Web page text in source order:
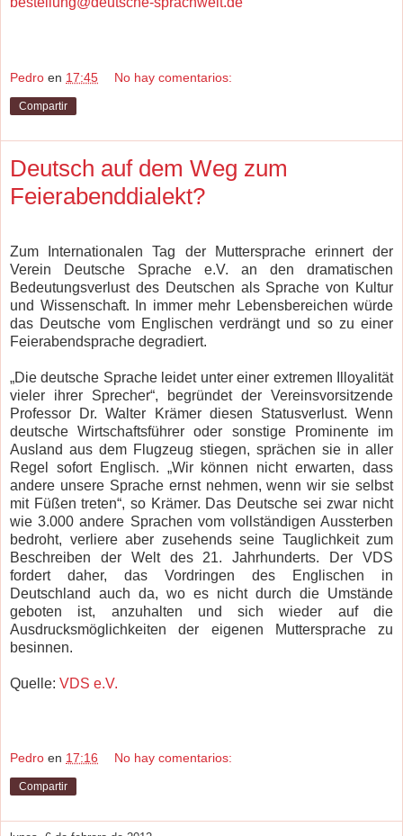
Pedro en 17:45 No hay comentarios:
Compartir
Deutsch auf dem Weg zum
Feierabenddialekt?
Zum Internationalen Tag der Muttersprache erinnert der
Verein Deutsche Sprache e.V. an den dramatischen
Bedeutungsverlust des Deutschen als Sprache von Kultur
und Wissenschaft. In immer mehr Lebensbereichen würde
das Deutsche vom Englischen verdrängt und so zu einer
Feierabendsprache degradiert.
„Die deutsche Sprache leidet unter einer extremen Illoyalität
vieler ihrer Sprecher“, begründet der Vereinsvorsitzende
Professor Dr. Walter Krämer diesen Statusverlust. Wenn
deutsche Wirtschaftsführer oder sonstige Prominente im
Ausland aus dem Flugzeug stiegen, sprächen sie in aller
Regel sofort Englisch. „Wir können nicht erwarten, dass
andere unsere Sprache ernst nehmen, wenn wir sie selbst
mit Füßen treten“, so Krämer. Das Deutsche sei zwar nicht
wie 3.000 andere Sprachen vom vollständigen Aussterben
bedroht, verliere aber zusehends seine Tauglichkeit zum
Beschreiben der Welt des 21. Jahrhunderts. Der VDS
fordert daher, das Vordringen des Englischen in
Deutschland auch da, wo es nicht durch die Umstände
geboten ist, anzuhalten und sich wieder auf die
Ausdrucksmöglichkeiten der eigenen Muttersprache zu
besinnen.
Quelle: VDS e.V.
Pedro en 17:16 No hay comentarios:
Compartir